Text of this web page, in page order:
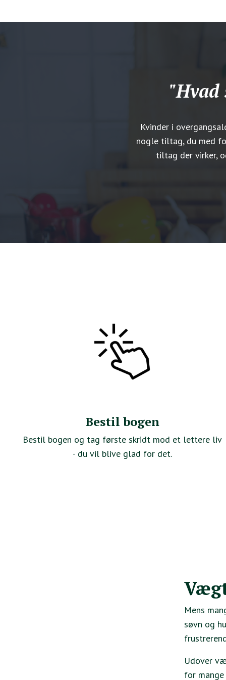
"Hvad
Kvinder i
nogle tiltag, du med
tiltag der virker,
Bestil bogen
Bestil bogen og tag første skridt mod et lettere liv
- du vil blive glad for det.
Mens
søvn og
Udover
for